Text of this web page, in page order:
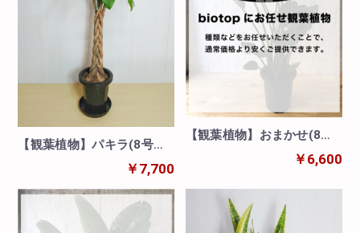
【観葉植物】パキラ(8号
鉢)※取寄商品の為、入荷後
￥7,700
【観葉植物】おまかせ(8号
鉢)※取寄商品の為、入荷後
￥6,600